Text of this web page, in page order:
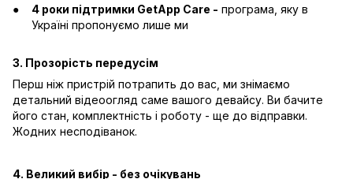
4 роки підтримки GetApp Care - програма, яку в
Україні пропонуємо лише ми
3. Прозорість передусім
Перш ніж пристрій потрапить до вас, ми знімаємо
детальний відеоогляд саме вашого девайсу. Ви бачите
його стан, комплектність і роботу - ще до відправки.
Жодних несподіванок.
4. Великий вибір - без очікувань